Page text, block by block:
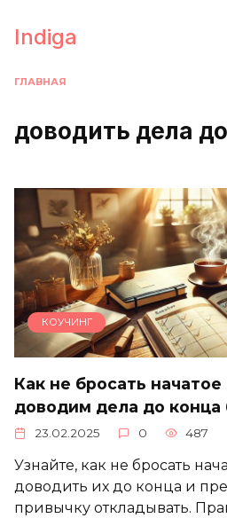
содержанию
Indiga
ГЛАВНАЯ
доводить дела
КОУЧИНГ
Как не бросать начатое
доводим дела до конца
23.02.2025 0 487
Узнайте, как не бросать
доводить их до конца и
привычку откладывать.